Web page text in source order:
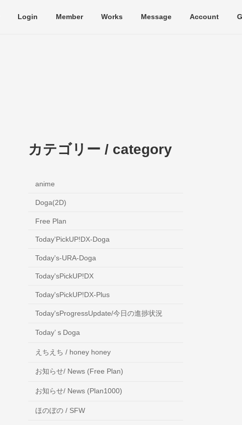
Login Member Works Message Account
カテゴリー / category
anime
Doga(2D)
Free Plan
Today'PickUP!DX-Doga
Today's-URA-Doga
Today'sPickUP!DX
Today'sPickUP!DX-Plus
Today'sProgressUpdate/今日の進捗状況
Today’ｓDoga
えちえち / honey honey
お知らせ/ News (Free Plan)
お知らせ/ News (Plan1000)
ほのぼの / SFW